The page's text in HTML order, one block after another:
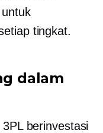
tingkat.
dalam
berinvestasi